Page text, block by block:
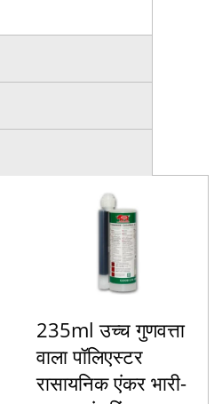
235ml उच्च गुणवत्ता
वाला पॉलिएस्टर
रासायनिक एंकर भारी-